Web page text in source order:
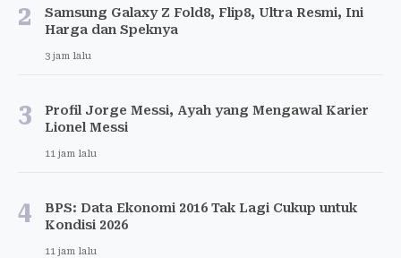
2
Samsung Galaxy Z Fold8, Flip8, Ultra Resmi, Ini
Harga dan Speknya
3 jam lalu
3
Profil Jorge Messi, Ayah yang Mengawal Karier
Lionel Messi
11 jam lalu
4
BPS: Data Ekonomi 2016 Tak Lagi Cukup untuk
Kondisi 2026
11 jam lalu